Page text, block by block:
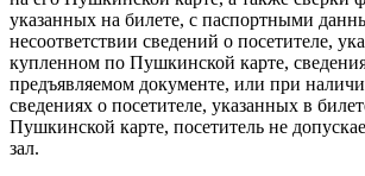
указанных на билете, с паспортными
несоответствии сведений о посетителе,
купленном по Пушкинской карте,
предъявляемом документе, или при
сведениях о посетителе, указанных в
Пушкинской карте, посетитель не
зал.